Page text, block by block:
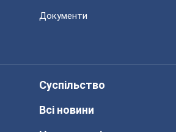
Документи
Суспільство
Всі новини